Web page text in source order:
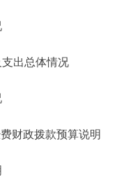
出总体情况
财政拨款预算说明